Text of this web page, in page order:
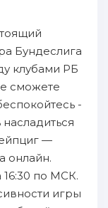
Бундеслига
клубами РБ
сможете
-
—
онлайн.
по МСК.
игры